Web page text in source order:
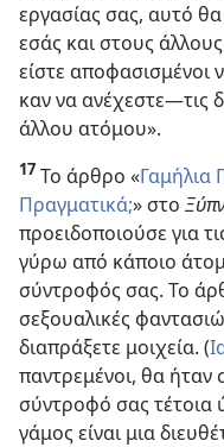
εργασίας σας, αυτό
εσάς και στους
είστε
καν να ανέχεστε—​τις
άλλου ατόμου».
17 Το άρθρο «Γαμήλια
Πραγματικά;» στο
προειδοποιούσε για
γύρω από κάποιο
σύντροφός σας. Το
σεξουαλικές
διαπράξετε μοιχεία. (
παντρεμένοι, θα ήταν
σύντροφό σας τέτοια
γάμος είναι μια